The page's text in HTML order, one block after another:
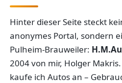
Hinter dieser Seite steckt
anonymes Portal, sondern
Pulheim-Brauweiler:
2004 von mir, Holger
kaufe ich Autos an –